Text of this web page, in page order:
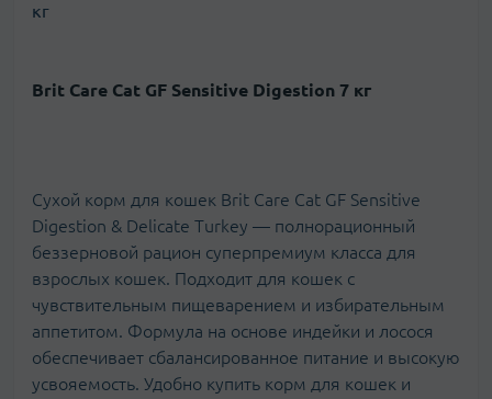
кг
Brit Care Cat GF Sensitive Digestion 7 кг
Сухой корм для кошек Brit Care Cat GF Sensitive
Digestion & Delicate Turkey — полнорационный
беззерновой рацион суперпремиум класса для
взрослых кошек. Подходит для кошек с
чувствительным пищеварением и избирательным
аппетитом. Формула на основе индейки и лосося
обеспечивает сбалансированное питание и высокую
усвояемость. Удобно купить корм для кошек и